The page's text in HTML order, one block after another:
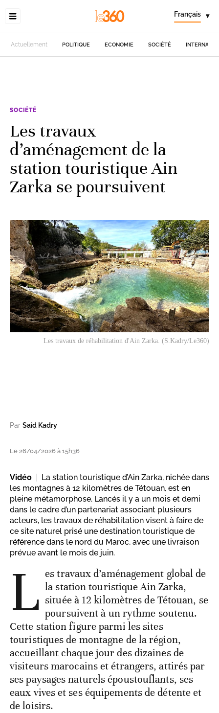
Français ▾
Actuellement POLITIQUE ECONOMIE SOCIÉTÉ
SOCIÉTÉ
Les travaux
d’aménagement de la
station touristique Ain
Zarka se poursuivent
Les travaux de réhabilitation d'Ain Zarka. (S.Kadry/Le360)
Par Said Kadry
Le 26/04/2026 à 15h36
Vidéo
La station touristique d’Ain Zarka, nichée dans
les montagnes à 12 kilomètres de Tétouan, est en
pleine métamorphose. Lancés il y a un mois et demi
dans le cadre d’un partenariat associant plusieurs
acteurs, les travaux de réhabilitation visent à faire de
ce site naturel prisé une destination touristique de
référence dans le nord du Maroc, avec une livraison
prévue avant le mois de juin.
L es travaux d’aménagement global de
la station touristique Ain Zarka,
située à 12 kilomètres de Tétouan, se
poursuivent à un rythme soutenu.
Cette station figure parmi les sites
touristiques de montagne de la région,
accueillant chaque jour des dizaines de
visiteurs marocains et étrangers, attirés par
ses paysages naturels époustouflants, ses
eaux vives et ses équipements de détente et
de loisirs.